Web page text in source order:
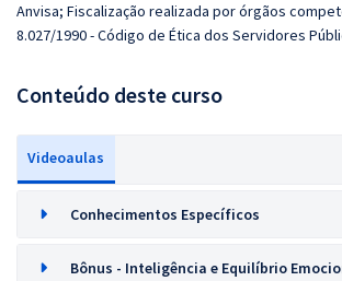
Anvisa; Fiscalização realizada por órgãos
8.027/1990 - Código de Ética dos Servidores
Conteúdo deste curso
Videoaulas
Conhecimentos Específicos
Bônus - Inteligência e Equilíbrio